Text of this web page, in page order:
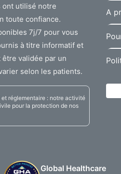
ont utilisé notre
toute confiance.
7j/7 pour vous
à titre informatif et
validée par un
selon les patients.
réglementaire : notre activité
pour la protection de nos
A
Global Healthcare